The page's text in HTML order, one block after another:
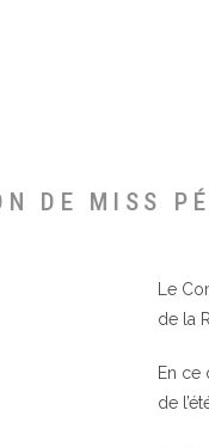
DE MISS
Le
de la
En ce
de